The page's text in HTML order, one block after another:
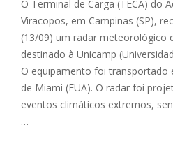
O Terminal de Carga (TECA) do
Viracopos, em Campinas (SP),
(13/09) um radar meteorológico
destinado à Unicamp
O equipamento foi transportado
de Miami (EUA). O radar foi
eventos climáticos extremos,
…